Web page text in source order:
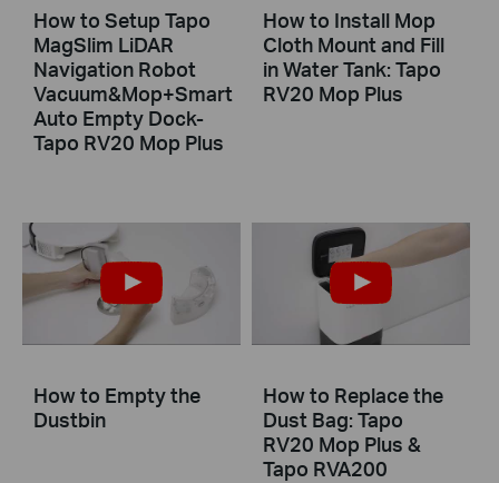
How to Setup Tapo
MagSlim LiDAR
Navigation Robot
Vacuum&Mop+Smart
Auto Empty Dock-
Tapo RV20 Mop Plus
How to Install Mop
Cloth Mount and Fill
in Water Tank: Tapo
RV20 Mop Plus
How to Empty the
Dustbin
How to Replace the
Dust Bag: Tapo
RV20 Mop Plus &
Tapo RVA200